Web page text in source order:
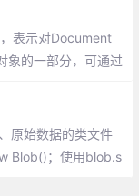
表示对Document
象的一部分，可通过
原始数据的类文件
Blob()；使用blob.s